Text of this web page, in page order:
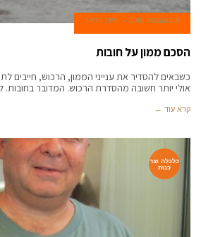
8 באוגוסט 2016 עידן הראל
הסכם ממון על חובות
כשבאים להסדיר את ענייני הממון, הרכוש, חייבים
אולי יותר חשובה מהסדרת הרכוש. המדובר בחובות.
קרא עוד ←
כלכלה וצר
כנות